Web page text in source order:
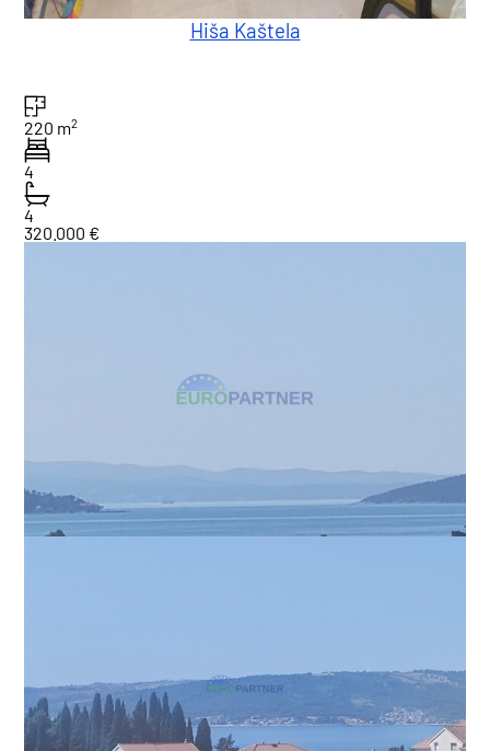
Hiša Kaštela
220 m2
4
4
320.000 €